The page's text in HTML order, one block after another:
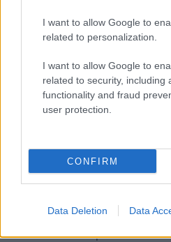
I want to allow Google to
related to personalization.
I want to allow Google to
related to security, including
functionality and fraud
user protection.
CONFIRM
Data Deletion Data
üzemekben
kiskereskedelemben
Györfi Mihály több tucat
kerékpárgyár dolgozóinak
rekord is megdőlt
Egy telefonhívást akart, végül
A Tisza kormány minisztere
a közoktatásban – például az